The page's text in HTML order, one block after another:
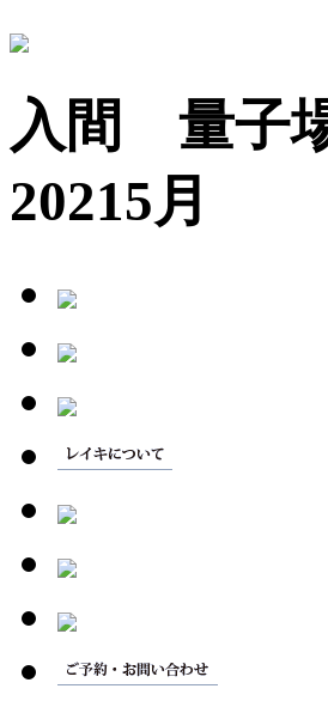
入間 量子
20215月